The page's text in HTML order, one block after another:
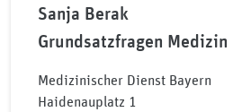
Sanja Berak
Grundsatzfragen Medizin
Medizinischer Dienst Bayern
Haidenauplatz 1